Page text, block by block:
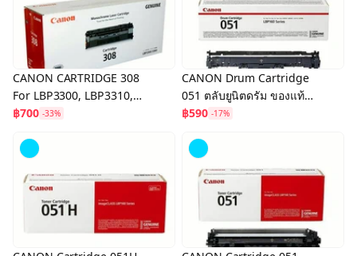
CANON CARTRIDGE 308
For LBP3300, LBP3310,
LBP3360, LBP3370 ตลับ
เท่า
฿700 -33%
CANON Drum Cartridge
051 ตลับยูนิตดรัม ของแท้
และเทียบเท่า For Canon
฿590 -17%